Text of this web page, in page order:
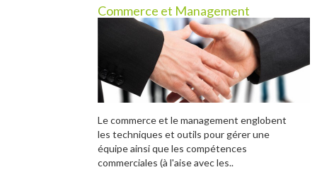
Commerce et Management
Le commerce et le management englobent
les techniques et outils pour gérer une
équipe ainsi que les compétences
commerciales (à l'aise avec les..